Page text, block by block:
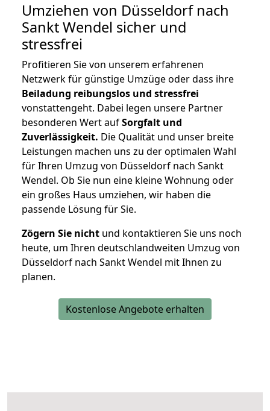
Umziehen von Düsseldorf nach
Sankt Wendel sicher und
stressfrei
Profitieren Sie von unserem erfahrenen
Netzwerk für günstige Umzüge oder dass ihre
Beiladung reibungslos und stressfrei
vonstattengeht. Dabei legen unsere Partner
besonderen Wert aufSorgfalt und
Zuverlässigkeit. Die Qualität und unser breite
Leistungen machen uns zu der optimalen Wahl
für Ihren Umzug von Düsseldorf nach Sankt
Wendel. Ob Sie nun eine kleine Wohnung oder
ein großes Haus umziehen, wir haben die
passende Lösung für Sie.
Zögern Sie nicht und kontaktieren Sie uns noch
heute, um Ihren deutschlandweiten Umzug von
Düsseldorf nach Sankt Wendel mit Ihnen zu
planen.
Kostenlose Angebote erhalten